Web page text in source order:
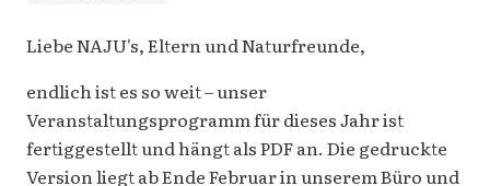
Liebe NAJU's, Eltern und Naturfreunde,
endlich ist es so weit – unser
Veranstaltungsprogramm für dieses Jahr ist
fertiggestellt und hängt als PDF an. Die gedruckte
Version liegt ab Ende Februar in unserem Büro und